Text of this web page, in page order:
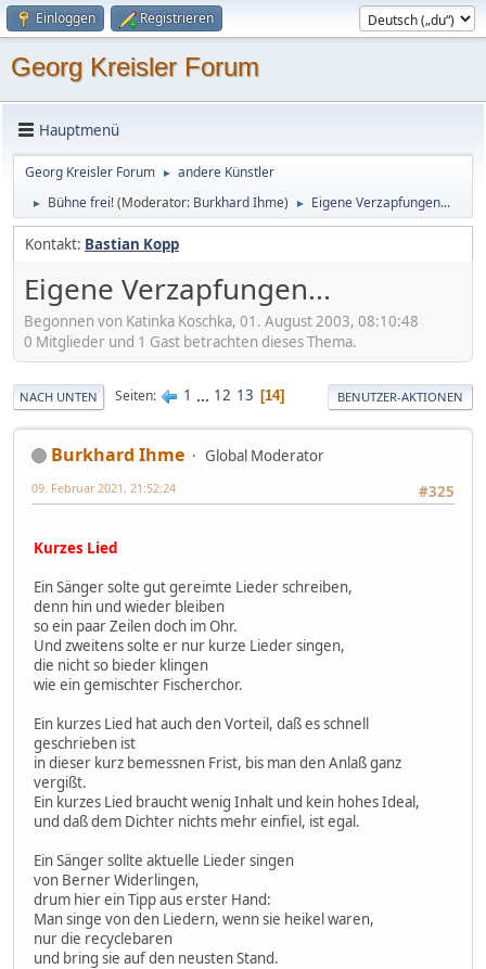
Einloggen Registrieren
Georg Kreisler Forum
Hauptmenü
Georg Kreisler Forum ► andere Künstler
► Bühne frei!(Moderator: Burkhard Ihme) ► Eigene Verzapfungen...
Kontakt: Bastian Kopp
Eigene Verzapfungen...
Begonnen von Katinka Koschka, 01. August 2003, 08:10:48
0 Mitglieder und 1 Gast betrachten dieses Thema.
NACH UNTEN Seiten 1 ... 12 13 14 BENUTZER-AKTIONEN
Burkhard Ihme
Global Moderator
#325
09. Februar 2021, 21:52:24
Kurzes Lied
Ein Sänger solte gut gereimte Lieder schreiben,
denn hin und wieder bleiben
so ein paar Zeilen doch im Ohr.
Und zweitens solte er nur kurze Lieder singen,
die nicht so bieder klingen
wie ein gemischter Fischerchor.
Ein kurzes Lied hat auch den Vorteil, daß es schnell
geschrieben ist
in dieser kurz bemessnen Frist, bis man den Anlaß ganz
vergißt.
Ein kurzes Lied braucht wenig Inhalt und kein hohes Ideal,
und daß dem Dichter nichts mehr einfiel, ist egal.
Ein Sänger sollte aktuelle Lieder singen
von Berner Widerlingen,
drum hier ein Tipp aus erster Hand:
Man singe von den Liedern, wenn sie heikel waren,
nur die recyclebaren
und bring sie auf den neusten Stand.